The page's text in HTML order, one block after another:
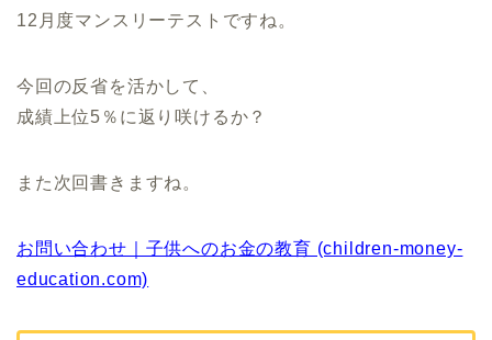
12月度マンスリーテストですね。
今回の反省を活かして、
成績上位5％に返り咲けるか？
また次回書きますね。
お問い合わせ｜子供へのお金の教育 (children-money-
education.com)